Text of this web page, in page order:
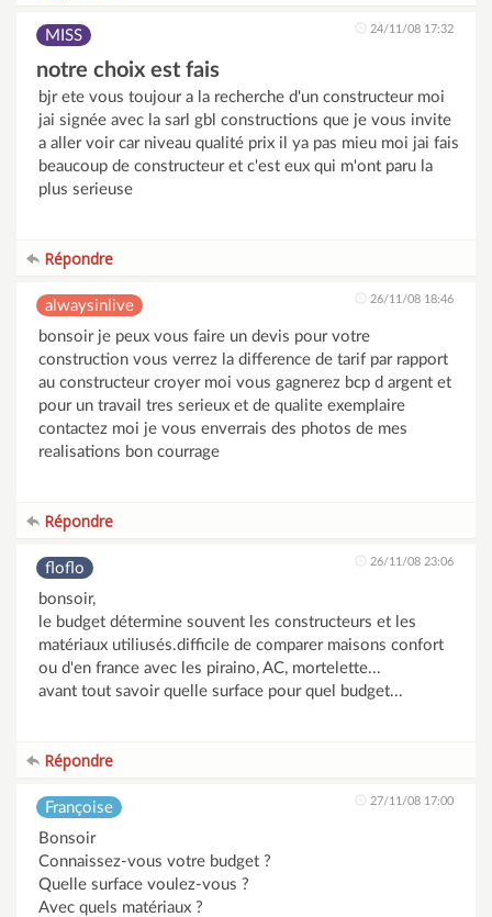
MISS 24/11/08 17:32
notre choix est fais
bjr ete vous toujour a la recherche d'un constructeur moi
jai signée avec la sarl gbl constructions que je vous invite
a aller voir car niveau qualité prix il ya pas mieu moi jai fais
beaucoup de constructeur et c'est eux qui m'ont paru la
plus serieuse
Répondre
alwaysinlive 26/11/08 18:46
bonsoir je peux vous faire un devis pour votre
construction vous verrez la difference de tarif par rapport
au constructeur croyer moi vous gagnerez bcp d argent et
pour un travail tres serieux et de qualite exemplaire
contactez moi je vous enverrais des photos de mes
realisations bon courrage
Répondre
floflo 26/11/08 23:06
bonsoir,
le budget détermine souvent les constructeurs et les
matériaux utiliusés.difficile de comparer maisons confort
ou d'en france avec les piraino, AC, mortelette...
avant tout savoir quelle surface pour quel budget...
Répondre
Françoise 27/11/08 17:00
Bonsoir
Connaissez-vous votre budget ?
Quelle surface voulez-vous ?
Avec quels matériaux ?